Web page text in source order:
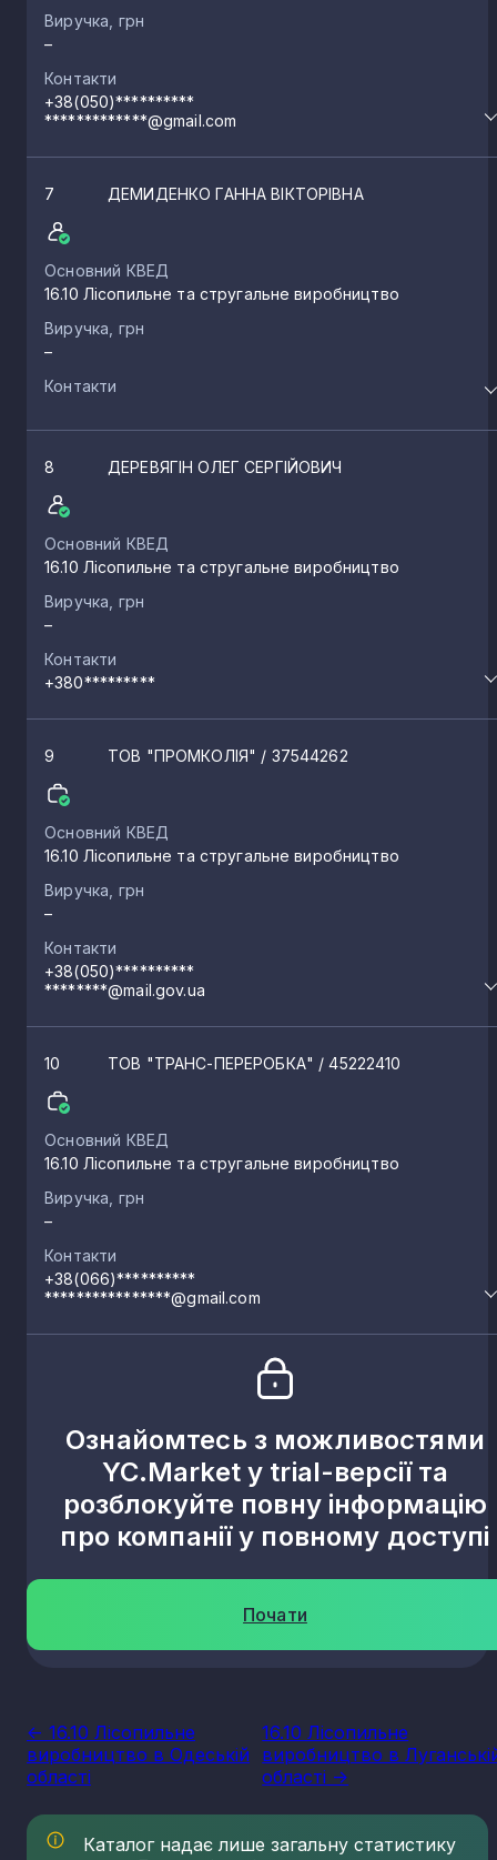
Виручка, грн
–
Контакти
+38(050)**********
*************@gmail.com
7 ДЕМИДЕНКО ГАННА ВІКТОРІВНА
Основний КВЕД
16.10 Лісопильне та стругальне виробництво
Виручка, грн
–
Контакти
8 ДЕРЕВЯГІН ОЛЕГ СЕРГІЙОВИЧ
Основний КВЕД
16.10 Лісопильне та стругальне виробництво
Виручка, грн
–
Контакти
+380*********
9 ТОВ "ПРОМКОЛІЯ" / 37544262
Основний КВЕД
16.10 Лісопильне та стругальне виробництво
Виручка, грн
–
Контакти
+38(050)**********
********@mail.gov.ua
10 ТОВ "ТРАНС-ПЕРЕРОБКА" / 45222410
Основний КВЕД
16.10 Лісопильне та стругальне виробництво
Виручка, грн
–
Контакти
+38(066)**********
****************@gmail.com
Ознайомтесь з можливостями
YC.Market у trial-версії та
розблокуйте повну інформацію
про компанії у повному доступі
Почати
<- 16.10 Лісопильне
виробництво в Одеській
області
16.10 Лісопильне
виробництво в
області ->
Каталог надає лише загальну статистику